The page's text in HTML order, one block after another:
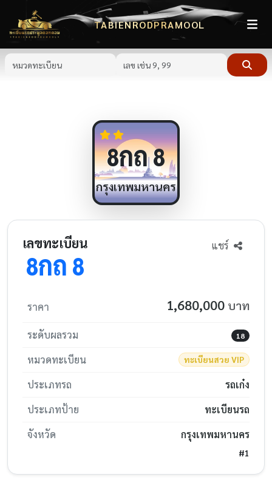
TABIENRODPRAMOOL
8กถ8
กรุงเทพมหานคร
เลขทะเบียน
8กถ 8
แชร์
ราคา 1,680,000 บาท
ระดับผลรวม 18
หมวดทะเบียน ทะเบียนสวย VIP
ประเภทรถ
รถเก๋ง
ประเภทป้าย
ทะเบียนรถ
จังหวัด
กรุงเทพมหานคร
#1